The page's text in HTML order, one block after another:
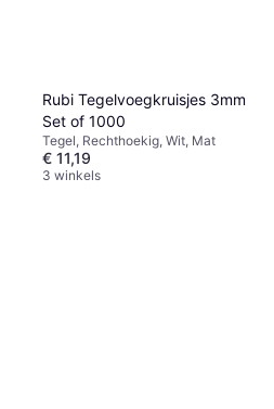
Rubi Tegelvoegkruisjes 3mm
Set of 1000
Tegel, Rechthoekig, Wit, Mat
€ 11,19
3 winkels